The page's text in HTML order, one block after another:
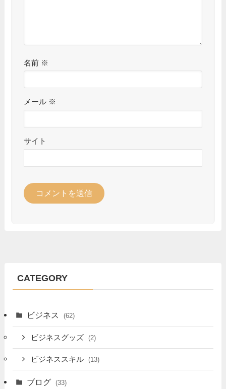
名前 ※
メール ※
サイト
CATEGORY
ビジネス (62)
ビジネスグッズ (2)
ビジネススキル (13)
ブログ (33)